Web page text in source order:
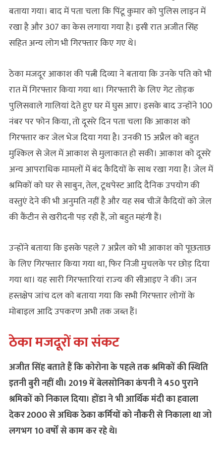
बताया गया। बाद में पता चला कि पिंटू कुमार को पुलिस लाइन में
रखा है और 307 का केस लगाया गया है। इसी रात अजीत सिंह
सहित अन्य लोग भी गिरफ्तार किए गए थे।
ठेका मजदूर आकाश की पत्नी दिव्या ने बताया कि उनके पति को भी
रात में गिरफ्तार किया गया था। गिरफ्तारी के लिए गेट तोड़क
पुलिसवाले गालियां देते हुए घर में घुस आए। इसके बाद उन्‍होंने 100
नंबर पर फोन किया, तो दूसरे दिन पता चला कि आकाश को
गिरफ्तार कर जेल भेज दिया गया है। उनकी 15 अप्रैल को बहुत
मुश्किल से जेल में आकाश से मुलाकात हो सकी। आकाश को दूसरे
अन्य आपराधिक मामलों में बंद कैदियों के साथ रखा गया है। जेल में
श्रमिकों को घर से साबुन, तेल, टूथपेस्ट आदि दैनिक उपयोग की
वस्तुएं देने की भी अनुमति नहीं है और यह सब चीजें कैदियों को जेल
की कैंटीन से खरीदनी पड़ रही हैं, जो बहुत महंगी हैं।
उन्होंने बताया कि इसके पहले 7 अप्रैल को भी आकाश को पूछताछ
के लिए गिरफ्तार किया गया था, फिर निजी मुचलके पर छोड़ दिया
गया था। यह सारी गिरफ्तारियां राज्‍य की सीआइए ने की। जन
हस्तक्षेप जांच दल को बताया गया कि सभी गिरफ्तार लोगों के
मोबाइल आदि उपकरण अभी तक जब्‍त हैं।
ठेका मजदूरों का संकट
अजीत सिंह बताते हैं कि कोरोना के पहले तक श्रमिकों की स्थिति
इतनी बुरी नहीं थी। 2019 में बेलसोनिका कंपनी ने 450 पुराने
श्रमिकों को निकाल दिया। होंडा ने भी आर्थिक मंदी का हवाला
देकर 2000 से अधिक ठेका कर्मियों को नौकरी से निकाला था जो
लगभग 10 वर्षों से काम कर रहे थे।